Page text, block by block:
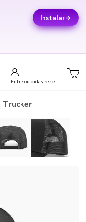
Instalar
Entre ou cadastre-se
Trucker